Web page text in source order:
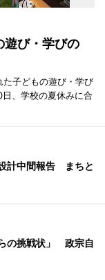
遊び・学びの
子どもの遊び・学び
、学校の夏休みに合
計中間報告 まちと
の挑戦状」 政宗自